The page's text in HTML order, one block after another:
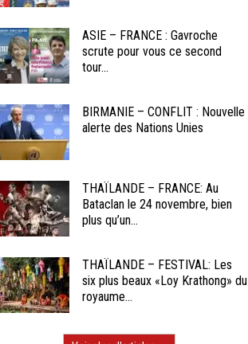
ASIE – FRANCE : Gavroche
scrute pour vous ce second
tour...
BIRMANIE – CONFLIT : Nouvelle
alerte des Nations Unies
THAÏLANDE – FRANCE: Au
Bataclan le 24 novembre, bien
plus qu’un...
THAÏLANDE – FESTIVAL: Les
six plus beaux «Loy Krathong» du
royaume...